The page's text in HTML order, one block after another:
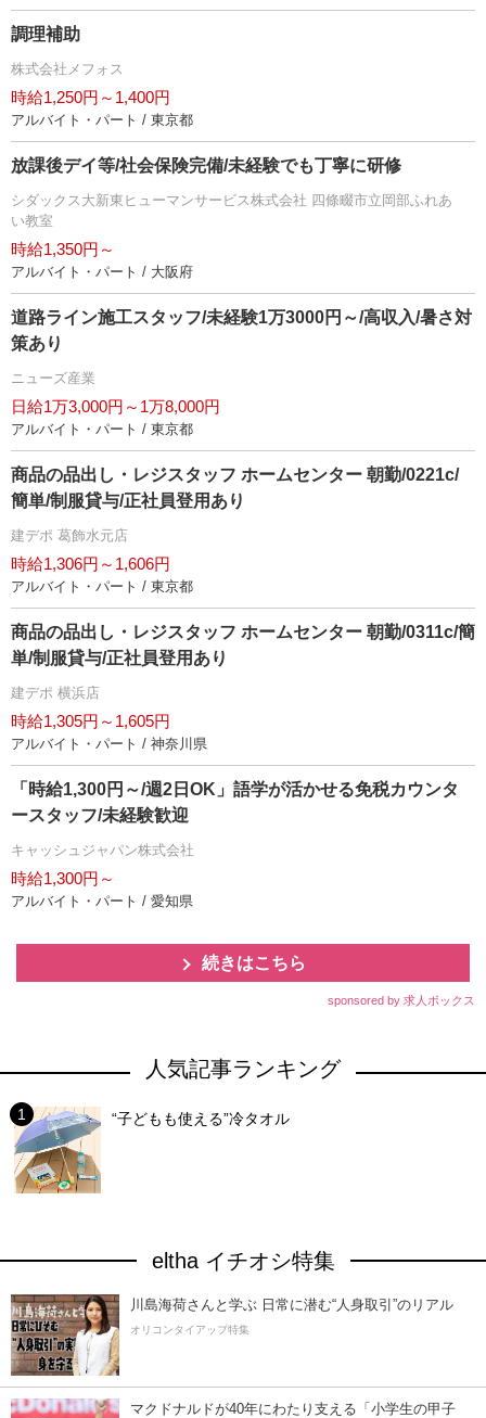
調理補助
株式会社メフォス
時給1,250円～1,400円
アルバイト・パート / 東京都
放課後デイ等/社会保険完備/未経験でも丁寧に研修
シダックス大新東ヒューマンサービス株式会社 四條畷市立岡部ふれあ
い教室
時給1,350円～
アルバイト・パート / 大阪府
道路ライン施工スタッフ/未経験1万3000円～/高収入/暑さ対
策あり
ニューズ産業
日給1万3,000円～1万8,000円
アルバイト・パート / 東京都
商品の品出し・レジスタッフ ホームセンター 朝勤/0221c/
簡単/制服貸与/正社員登用あり
建デポ 葛飾水元店
時給1,306円～1,606円
アルバイト・パート / 東京都
商品の品出し・レジスタッフ ホームセンター 朝勤/0311c/簡
単/制服貸与/正社員登用あり
建デポ 横浜店
時給1,305円～1,605円
アルバイト・パート / 神奈川県
「時給1,300円～/週2日OK」語学が活かせる免税カウンタ
ースタッフ/未経験歓迎
キャッシュジャパン株式会社
時給1,300円～
アルバイト・パート / 愛知県
続きはこちら
sponsored by 求人ボックス
人気記事ランキング
“子どもも使える”冷タオル
eltha イチオシ特集
川島海荷さんと学ぶ 日常に潜む“人身取引”のリアル
オリコンタイアップ特集
マクドナルドが40年にわたり支える「小学生の甲子